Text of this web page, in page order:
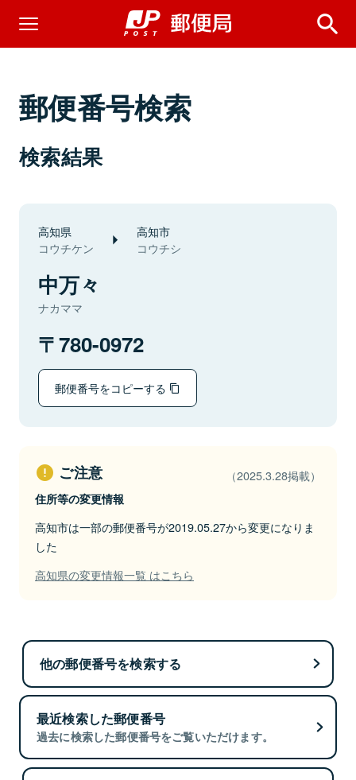
郵便番号検索
検索結果
高知県
コウチケン
高知市
コウチシ
中万々
ナカママ
780-0972
郵便番号をコピーする
ご注意 （2025.3.28掲載）
住所等の変更情報
高知市は一部の郵便番号が2019.05.27から変更になりま
した
高知県の変更情報一覧 はこちら
他の郵便番号を検索する
最近検索した郵便番号
過去に検索した郵便番号をご覧いただけます。